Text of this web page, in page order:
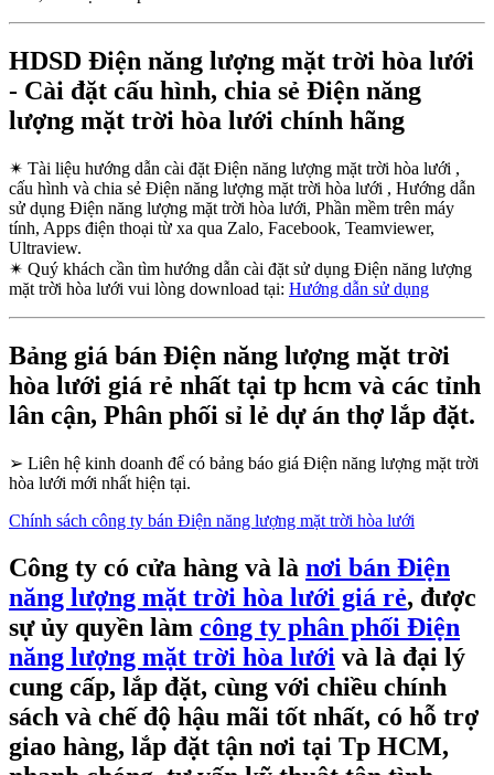
HDSD Điện năng lượng mặt trời hòa lưới
- Cài đặt cấu hình, chia sẻ Điện năng
lượng mặt trời hòa lưới chính hãng
✴ Tài liệu hướng dẫn cài đặt Điện năng lượng mặt trời hòa lưới ,
cấu hình và chia sẻ Điện năng lượng mặt trời hòa lưới , Hướng dẫn
sử dụng Điện năng lượng mặt trời hòa lưới, Phần mềm trên máy
tính, Apps điện thoại từ xa qua Zalo, Facebook, Teamviewer,
Ultraview.
✴ Quý khách cần tìm hướng dẫn cài đặt sử dụng Điện năng lượng
mặt trời hòa lưới vui lòng download tại: Hướng dẫn sử dụng
Bảng giá bán Điện năng lượng mặt trời
hòa lưới giá rẻ nhất tại tp hcm và các tỉnh
lân cận, Phân phối sỉ lẻ dự án thợ lắp đặt.
➢ Liên hệ kinh doanh để có bảng báo giá Điện năng lượng mặt trời
hòa lưới mới nhất hiện tại.
Chính sách công ty bán Điện năng lượng mặt trời hòa lưới
Công ty có cửa hàng và là nơi bán Điện
năng lượng mặt trời hòa lưới giá rẻ, được
sự ủy quyền làm công ty phân phối Điện
năng lượng mặt trời hòa lưới và là đại lý
cung cấp, lắp đặt, cùng với chiều chính
sách và chế độ hậu mãi tốt nhất, có hỗ trợ
giao hàng, lắp đặt tận nơi tại Tp HCM,